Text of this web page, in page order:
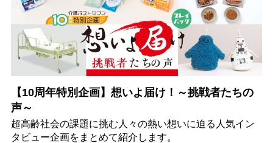
【10周年特別企画】想いよ届け！～挑戦者たちの
声～
超高齢社会の課題に挑む人々の熱い想いに迫る人気イン
タビュー企画をまとめて紹介します。